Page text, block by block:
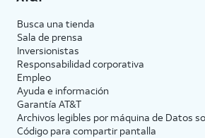
Busca una tienda
Sala de prensa
Inversionistas
Responsabilidad corporativa
Empleo
Ayuda e información
Garantía AT&T
Archivos legibles por máquina de Datos
Código para compartir pantalla